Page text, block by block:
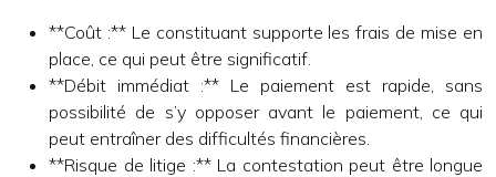
**Coût :** Le constituant supporte les frais de mise en
place, ce qui peut être significatif.
**Débit immédiat :** Le paiement est rapide, sans
possibilité de s’y opposer avant le paiement, ce qui
peut entraîner des difficultés financières.
**Risque de litige :** La contestation peut être longue